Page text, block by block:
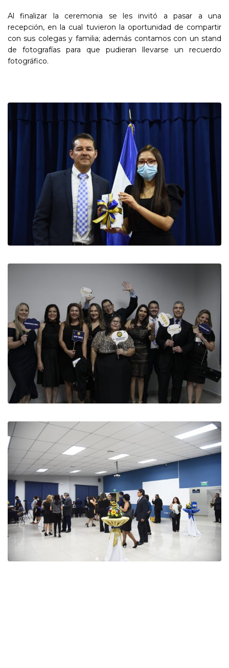
Al finalizar la ceremonia se les invitó a pasar a una
recepción, en la cual tuvieron la oportunidad de compartir
con sus colegas y familia; además contamos con un stand
de fotografías para que pudieran llevarse un recuerdo
fotográfico.